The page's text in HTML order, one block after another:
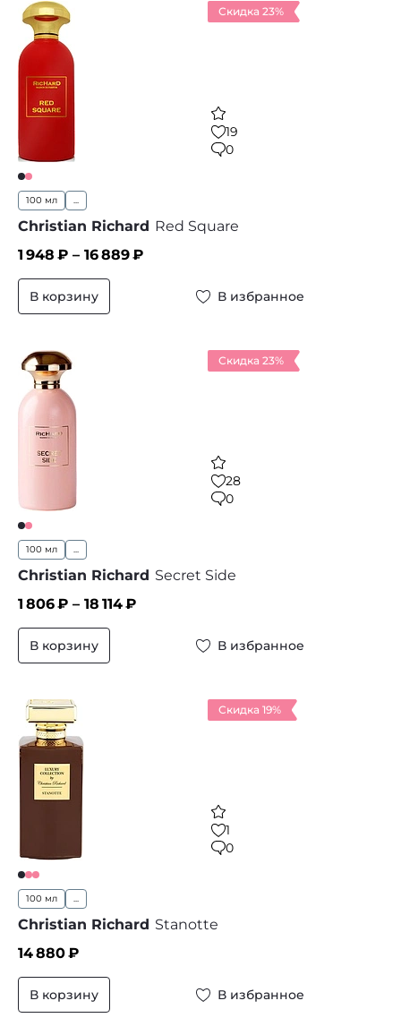
Скидка 23%
19
0
100 мл ...
Christian Richard Red Square
1 948 ₽ – 16 889₽
В корзину В избранное
Скидка 23%
28
0
100 мл ...
Christian Richard Secret Side
1 806₽ – 18 114₽
В корзину В избранное
Скидка 19%
1
0
100 мл ...
Christian Richard Stanotte
14 880₽
В корзину В избранное